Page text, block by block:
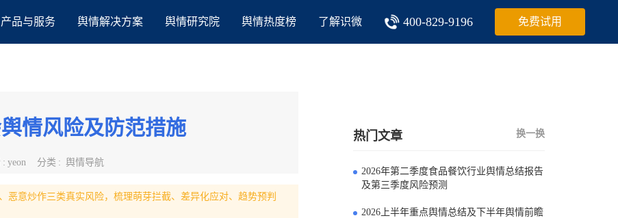
产品与服务 舆情解决方案 舆情研究院 舆情热度榜 了解识微 400-829-9196 免费试用
情风险及防范措施
: yeon 分类 : 舆情导航
恶意炒作三类真实风险，梳理萌芽拦截、差异化应对、趋势预判
热门文章 换一换
2026年第二季度食品餐饮行业舆情总结报告
及第三季度风险预测
2026上半年重点舆情总结及下半年舆情前瞻